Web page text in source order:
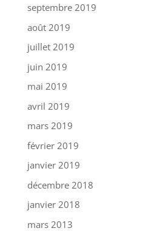
septembre 2019
août 2019
juillet 2019
juin 2019
mai 2019
avril 2019
mars 2019
février 2019
janvier 2019
décembre 2018
janvier 2018
mars 2013